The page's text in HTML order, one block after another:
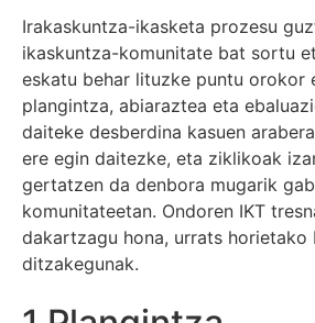
Irakaskuntza-ikasketa prozesu
ikaskuntza-komunitate bat sortu
eskatu behar lituzke puntu orokor
plangintza, abiaraztea eta
daiteke desberdina kasuen
ere egin daitezke, eta ziklikoak
gertatzen da denbora mugarik
komunitateetan. Ondoren IKT
dakartzagu hona, urrats horietako
ditzakegunak.